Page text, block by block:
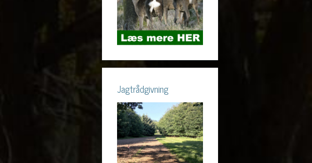
Jagtrådgivning